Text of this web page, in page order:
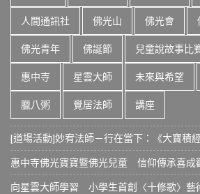
e
人間通訊社 佛光山 佛光會
佛光青年 佛誕節 兒童說故事比
惠中寺 星雲大師 未來與希望
臘八粥 覺居法師 講座
[道場活動]妙宥法師－行在當下：《大寶積
惠中寺佛光寶寶暨佛光兒童 信仰傳承喜成
向星雲大師學習 小學生首創〈十修歌〉藝